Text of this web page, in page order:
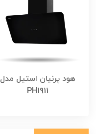
هود پرنیان استیل مدل
PH1911